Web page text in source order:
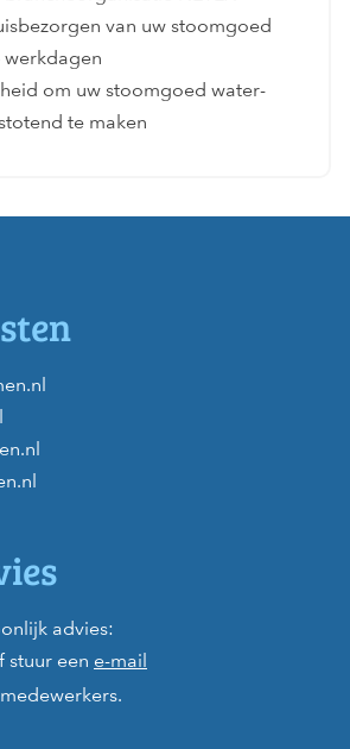
van uw stoomgoed
werkdagen
om uw stoomgoed water-
te maken
advies:
stuur een e-mail